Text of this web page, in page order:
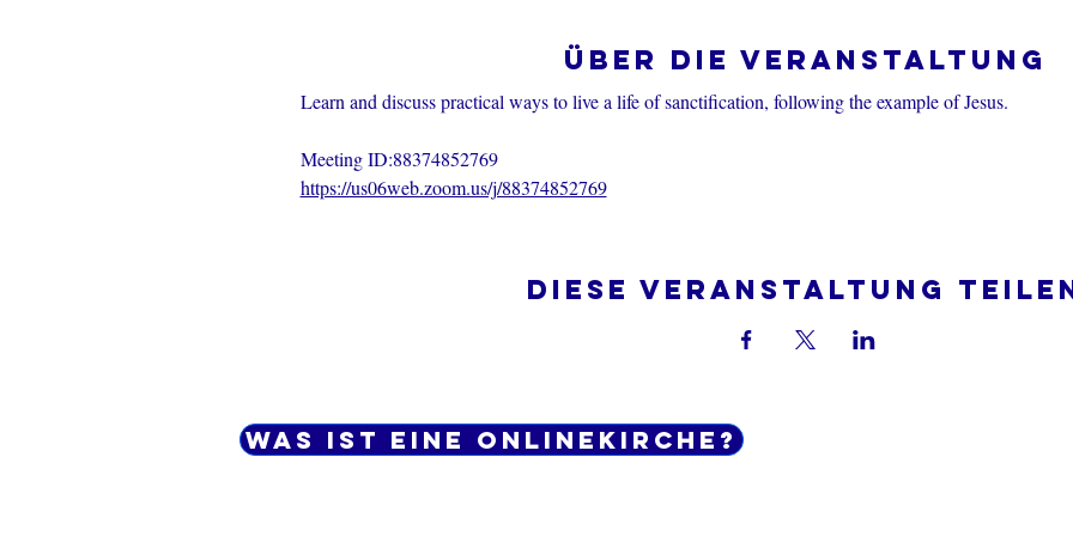
Über die Veranstaltung
Learn and discuss practical ways to live a life of sanctification, following the example of Jesus.
Meeting ID:88374852769
https://us06web.zoom.us/j/88374852769
Diese Veranstaltung
Was ist eine Onlinekirche?